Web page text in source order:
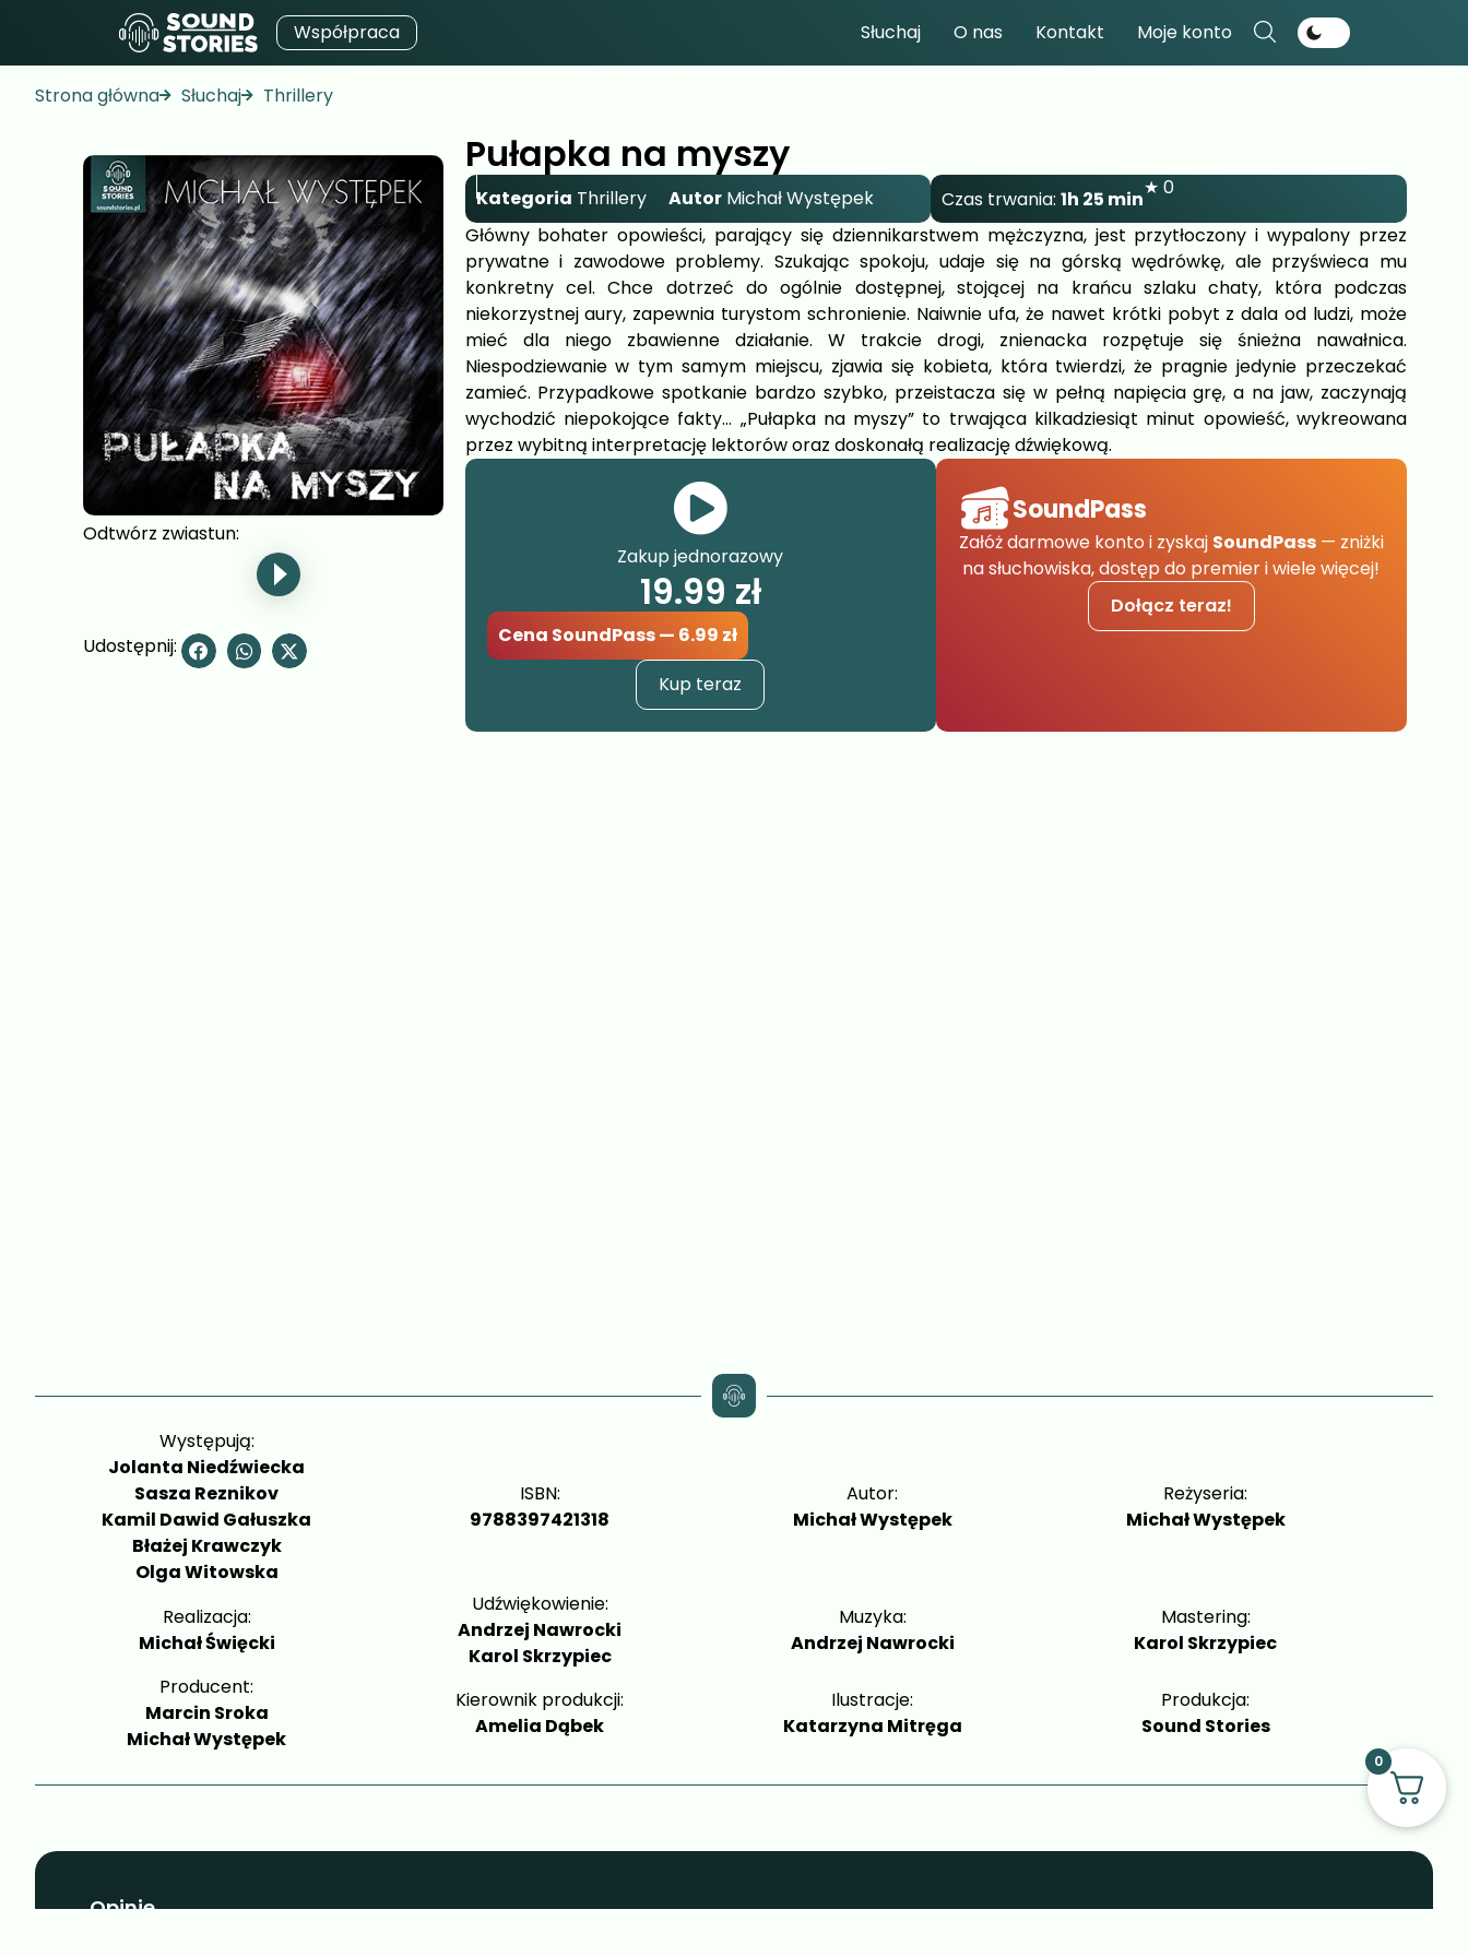
Współpraca Słuchaj O nas Kontakt Moje konto
Strona główna Słuchaj Thrillery
Odtwórz zwiastun:
Udostępnij:
Pułapka na myszy
Kategoria Thrillery Autor Michał Występek Czas trwania: 1h 25 min★ 0
Główny bohater opowieści, parający się dziennikarstwem mężczyzna, jest przytłoczony i wypalony przez
prywatne i zawodowe problemy. Szukając spokoju, udaje się na górską wędrówkę, ale przyświeca mu
konkretny cel. Chce dotrzeć do ogólnie dostępnej, stojącej na krańcu szlaku chaty, która podczas
niekorzystnej aury, zapewnia turystom schronienie. Naiwnie ufa, że nawet krótki pobyt z dala od ludzi, może
mieć dla niego zbawienne działanie. W trakcie drogi, znienacka rozpętuje się śnieżna nawałnica.
Niespodziewanie w tym samym miejscu, zjawia się kobieta, która twierdzi, że pragnie jedynie przeczekać
zamieć. Przypadkowe spotkanie bardzo szybko, przeistacza się w pełną napięcia grę, a na jaw, zaczynają
wychodzić niepokojące fakty… „Pułapka na myszy” to trwająca kilkadziesiąt minut opowieść, wykreowana
przez wybitną interpretację lektorów oraz doskonałą realizację dźwiękową.
Zakup jednorazowy
19.99 zł
Cena SoundPass — 6.99 zł
Kup teraz
SoundPass
Załóż darmowe konto i zyskaj SoundPass— zniżki
na słuchowiska, dostęp do premier i wiele więcej!
Dołącz teraz!
Występują:
Jolanta Niedźwiecka
Sasza Reznikov
Kamil Dawid Gałuszka
Błażej Krawczyk
Olga Witowska
ISBN:
9788397421318
Autor:
Michał Występek
Reżyseria:
Michał Występek
Realizacja:
Michał Święcki
Udźwiękowienie:
Andrzej Nawrocki
Karol Skrzypiec
Muzyka:
Andrzej Nawrocki
Mastering:
Karol Skrzypiec
Producent:
Marcin Sroka
Michał Występek
Kierownik produkcji:
Amelia Dąbek
Ilustracje:
Katarzyna Mitręga
Produkcja:
Sound Stories
Opinie
0